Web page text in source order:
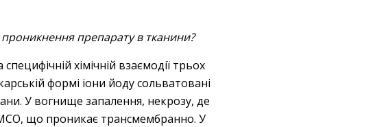
препарату в тканини?
хімічній взаємодії трьох
формі іони йоду сольватовані
У вогнище запалення, некрозу, де
що проникає трансмембранно. У